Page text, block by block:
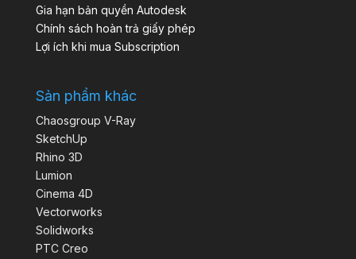
Gia hạn bản quyền Autodesk
Chính sách hoàn trả giấy phép
Lợi ích khi mua Subscription
Sản phẩm khác
Chaosgroup V-Ray
SketchUp
Rhino 3D
Lumion
Cinema 4D
Vectorworks
Solidworks
PTC Creo